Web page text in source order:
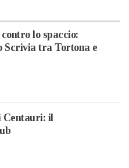
lo spaccio:
Scrivia tra Tortona e
Centauri: il